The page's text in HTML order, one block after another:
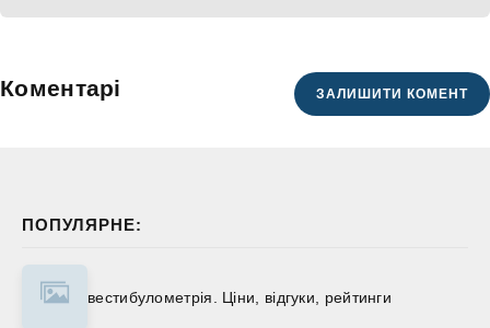
ПОПУЛЯРНЕ:
вестибулометрія. Ціни, відгуки, рейтинги
Коментарі ЗАЛИШИТИ КОМЕНТ